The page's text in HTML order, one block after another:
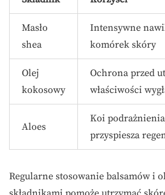
Masło
shea
Intensywne
komórek skóry
Olej
kokosowy
Ochrona przed
właściwości
Aloes
Koi
przyspiesza
Regularne stosowanie balsamów i